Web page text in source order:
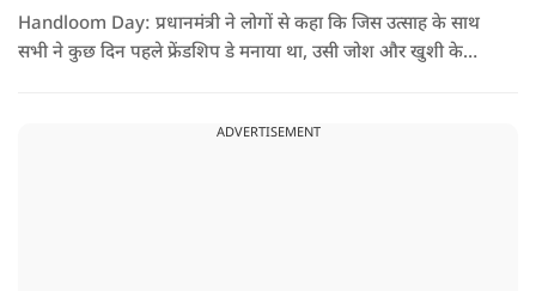
Handloom Day: प्रधानमंत्री ने लोगों से कहा कि जिस उत्साह के साथ
सभी ने कुछ दिन पहले फ्रेंडशिप डे मनाया था, उसी जोश और खुशी के
ADVERTISEMENT